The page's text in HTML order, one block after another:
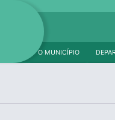
O MUNICÍPIO